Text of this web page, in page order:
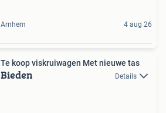
Arnhem 4 aug 26
Te koop viskruiwagen Met nieuwe tas
Bieden Details